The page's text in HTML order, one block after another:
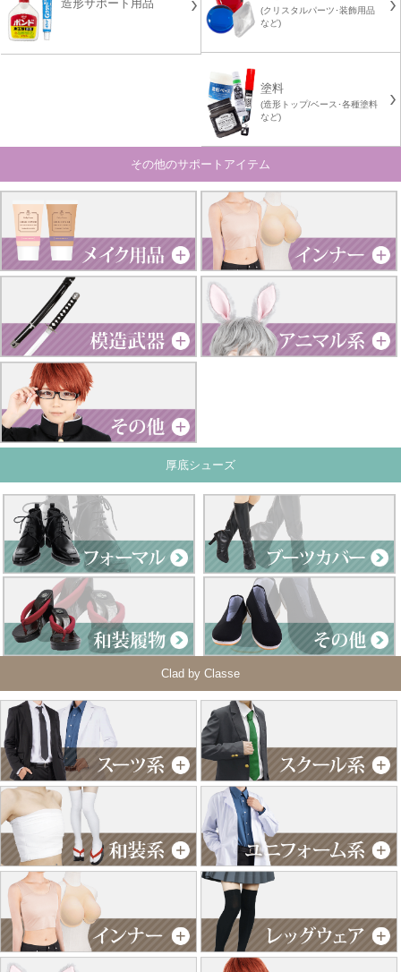
造形サポート用品
(クリスタルパーツ･装飾用品
など)
塗料
(造形トップ/ベース･各種塗料
など)
その他のサポートアイテム
厚底シューズ
Clad by Classe